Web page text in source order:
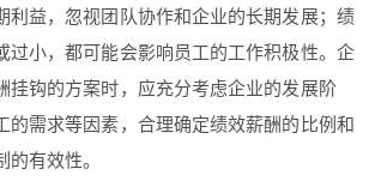
利益，忽视团队协作和企业的长期发展；绩
过小，都可能会影响员工的工作积极性。企
挂钩的方案时，应充分考虑企业的发展阶
的需求等因素，合理确定绩效薪酬的比例和
的有效性。